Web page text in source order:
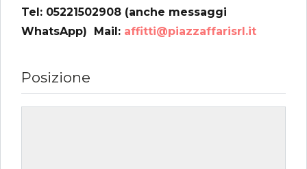
Tel: 05221502908 (anche messaggi
WhatsApp)  Mail: affitti@piazzaffarisrl.it
Posizione